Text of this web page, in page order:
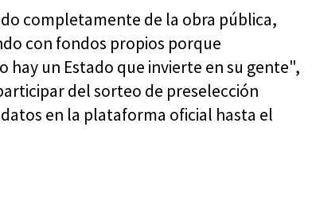
completamente de la obra pública,
con fondos propios porque
hay un Estado que invierte en su gente",
del sorteo de preselección
en la plataforma oficial hasta el